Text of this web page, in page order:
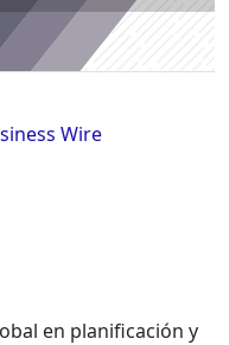
Wire
en planificación y